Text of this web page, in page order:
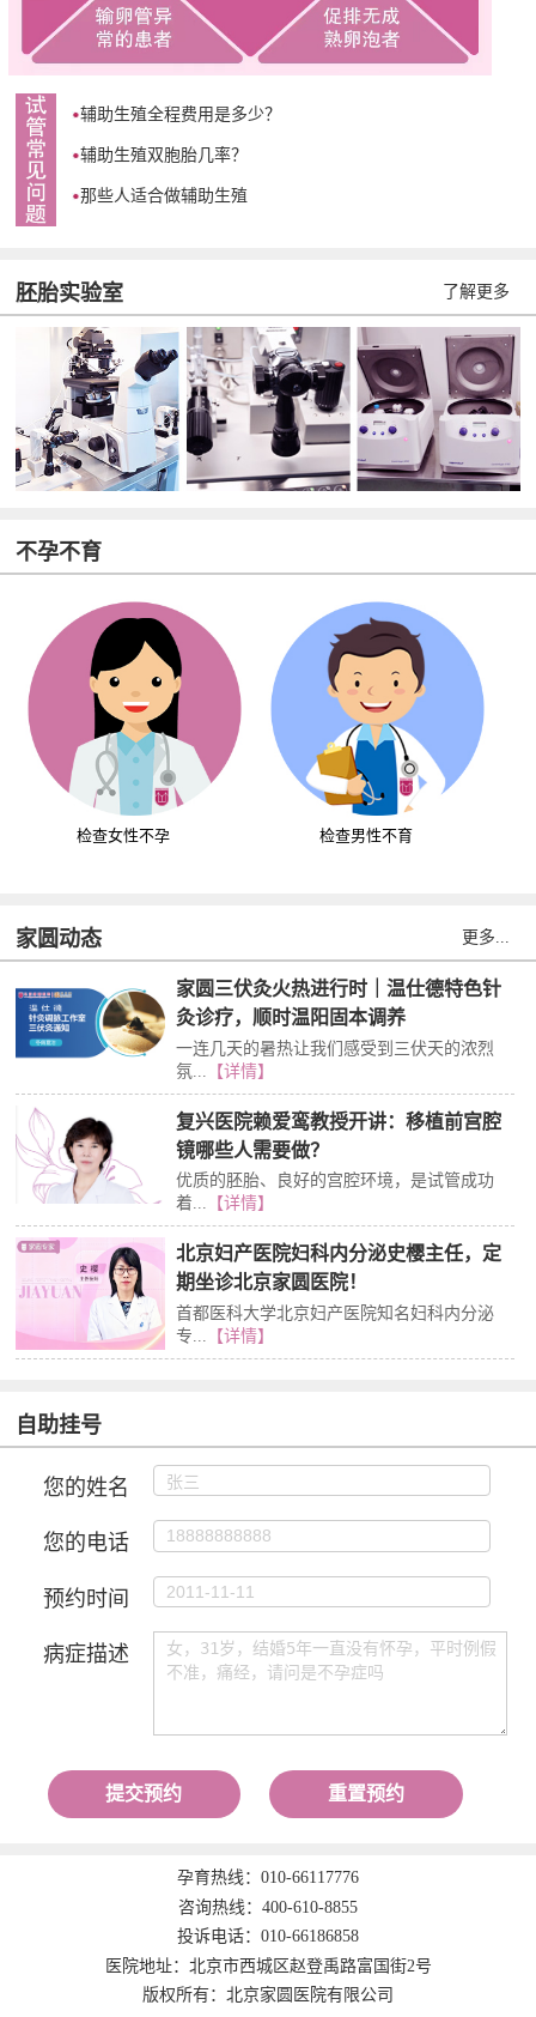
辅助生殖全程费用是多少？
辅助生殖双胞胎几率？
那些人适合做辅助生殖
胚胎实验室 了解更多
不孕不育
检查女性不孕 检查男性不育
家圆动态 更多...
家圆三伏灸火热进行时｜温仕德特色针
灸诊疗，顺时温阳固本调养
一连几天的暑热让我们感受到三伏天的浓烈
氛...
【详情】
复兴医院赖爱鸾教授开讲：移植前宫腔
镜哪些人需要做？
优质的胚胎、良好的宫腔环境，是试管成功
着... 【详情】
北京妇产医院妇科内分泌史樱主任，定
期坐诊北京家圆医院！
首都医科大学北京妇产医院知名妇科内分泌
专...
【详情】
自助挂号
您的姓名
您的电话
预约时间
病症描述
提交预约 重置预约
孕育热线： 010-66117776
咨询热线： 400-610-8855
投诉电话： 010-66186858
医院地址：北京市西城区赵登禹路富国街2号
版权所有：北京家圆医院有限公司